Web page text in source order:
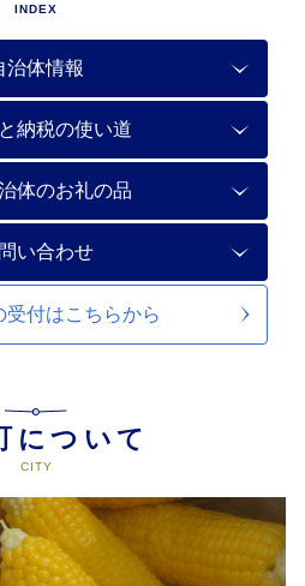
INDEX
治体情報
納税の使い道
体のお礼の品
い合わせ
受付はこちらから
について